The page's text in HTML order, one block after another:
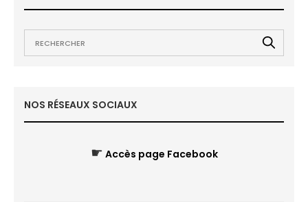
NOS RÉSEAUX SOCIAUX
☛ Accès page Facebook